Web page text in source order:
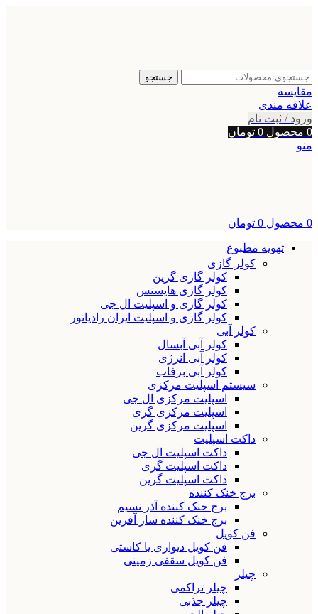
جستجو
مقایسه
علاقه مندی
ورود / ثبت نام
0 محصول 0 تومان
منو
0 محصول 0 تومان
تهویه مطبوع
کولر گازی
کولر گازی گرین
کولر گازی هایسنس
کولر گازی و اسپلیت ال جی
کولر گازی و اسپلیت ایران رادیاتور
کولر آبی
کولر آبی آبسال
کولر آبی انرژی
کولر آبی برفاب
سیستم اسپلیت مرکزی
اسپلیت مرکزی ال جی
اسپلیت مرکزی گری
اسپلیت مرکزی گرین
داکت اسپلیت
داکت اسپلیت ال جی
داکت اسپلیت گری
داکت اسپلیت گرین
برج خنک کننده
برج خنک کننده آذر نسیم
برج خنک کننده سار آفرین
فن کویل
فن کویل دیواری یا کاستی
فن کویل سقفی زمینی
چیلر
چیلر تراکمی
چیلر جذبی